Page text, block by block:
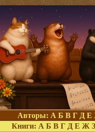
Авторы: А Б В Г Д Е
Книги: А Б В Г Д Е Ж З